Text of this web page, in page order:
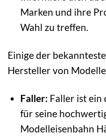
Marken und ihre
Wahl zu treffen.
Einige der
Hersteller von
Faller: Faller ist ein
für seine
Modelleisenbahn